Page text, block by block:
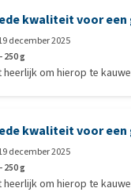
kwaliteit voor een
december 2025
g
om hierop te
kwaliteit voor een
december 2025
g
om hierop te